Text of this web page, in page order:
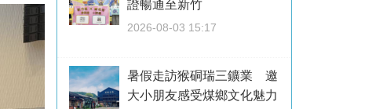
證暢通至新竹
2026-08-03 15:17
暑假走訪猴硐瑞三鑛業 邀
大小朋友感受煤鄉文化魅力